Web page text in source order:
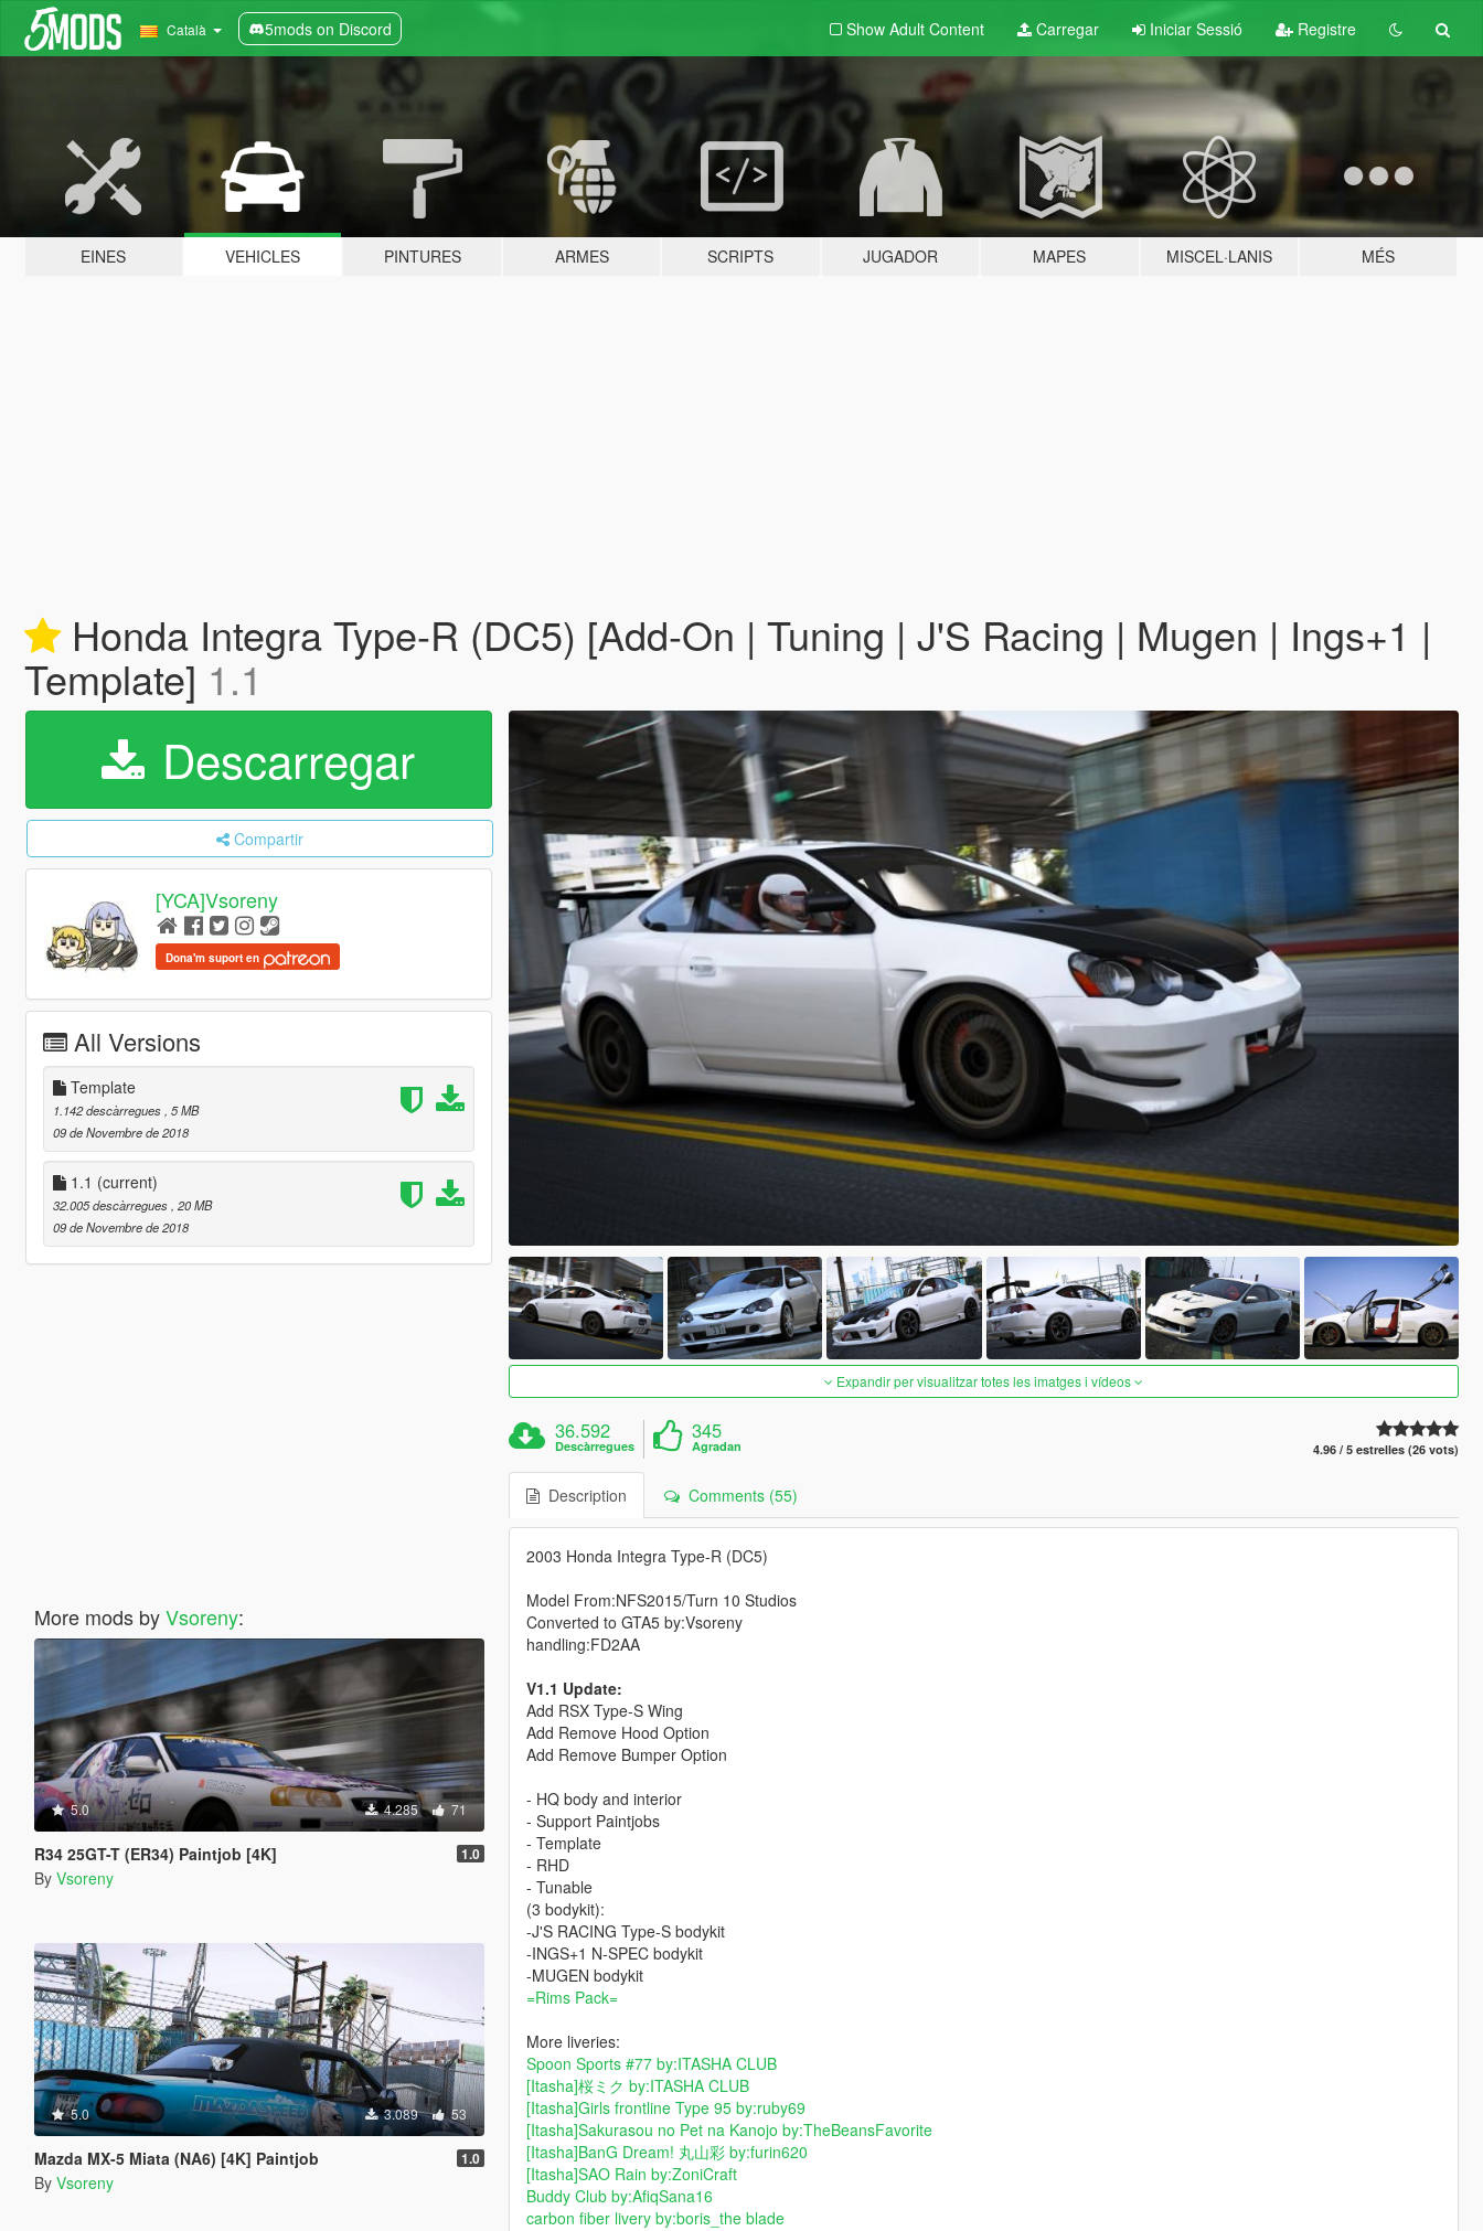
Català 5mods on Discord Show Adult Content Carregar Iniciar Sessió Registre
EINES VEHICLES PINTURES ARMES SCRIPTS JUGADOR MAPES MISCEL·LANIS MÉS
Honda Integra Type-R (DC5) [Add-On | Tuning | J'S Racing | Mugen | Ings+1 |
Template] 1.1
Descarregar
Compartir
[YCA]Vsoreny
Dona'm suport en
All Versions
Template
1.142 descàrregues , 5 MB
09 de Novembre de 2018
1.1 (current)
32.005 descàrregues , 20 MB
09 de Novembre de 2018
More mods byVsoreny:
5.0 4.285 71
R34 25GT-T (ER34) Paintjob [4K] 1.0
By Vsoreny
5.0 3.089 53
Mazda MX-5 Miata (NA6) [4K] Paintjob 1.0
By Vsoreny
Expandir per visualitzar totes les imatges i vídeos
36.592
Descàrregues
345
Agradan 4.96 / 5 estrelles (26 vots)
Description Comments (55)
2003 Honda Integra Type-R (DC5)
Model From:NFS2015/Turn 10 Studios
Converted to GTA5 by:Vsoreny
handling:FD2AA
V1.1 Update:
Add RSX Type-S Wing
Add Remove Hood Option
Add Remove Bumper Option
- HQ body and interior
- Support Paintjobs
- Template
- RHD
- Tunable
(3 bodykit):
-J'S RACING Type-S bodykit
-INGS+1 N-SPEC bodykit
-MUGEN bodykit
=Rims Pack=
More liveries:
Spoon Sports #77 by:ITASHA CLUB
[Itasha]桜ミク by:ITASHA CLUB
[Itasha]Girls frontline Type 95 by:ruby69
[Itasha]Sakurasou no Pet na Kanojo by:TheBeansFavorite
[Itasha]BanG Dream! 丸山彩 by:furin620
[Itasha]SAO Rain by:ZoniCraft
Buddy Club by:AfiqSana16
carbon fiber livery by:boris_the blade